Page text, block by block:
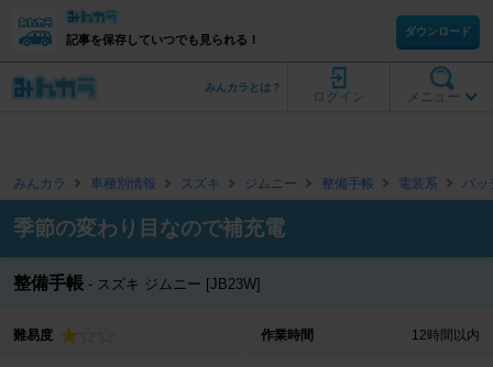
記事を保存していつでも見られる！
ダウンロード
メニュー
ログイン
みんカラとは？
みんカラ 車種別情報 スズキ ジムニー 整備手帳 電装系 バッ
季節の変わり目なので補充電
整備手帳 スズキ ジムニー [JB23W]
難易度 作業時間 12時間以内